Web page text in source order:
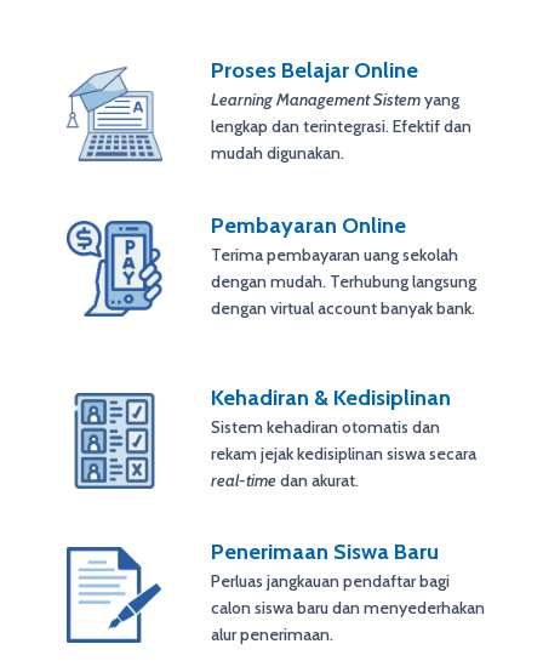
Proses Belajar Online
Learning Management Sistemyang
lengkap dan terintegrasi. Efektif dan
mudah digunakan.
Pembayaran Online
Terima pembayaran uang sekolah
dengan mudah. Terhubung langsung
dengan virtual account banyak bank.
Kehadiran & Kedisiplinan
Sistem kehadiran otomatis dan
rekam jejak kedisiplinan siswa secara
real-timedan akurat.
Penerimaan Siswa Baru
Perluas jangkauan pendaftar bagi
calon siswa baru dan menyederhakan
alur penerimaan.